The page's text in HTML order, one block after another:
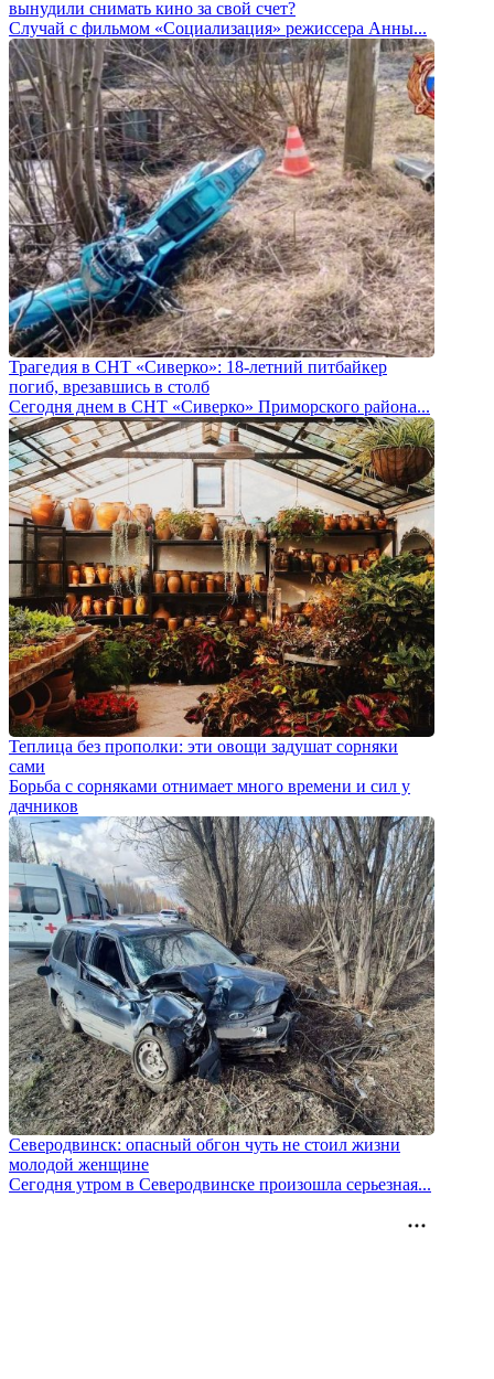
вынудили снимать кино за свой счет?
Случай с фильмом «Социализация» режиссера Анны...
Трагедия в СНТ «Сиверко»: 18-летний питбайкер
погиб, врезавшись в столб
Сегодня днем в СНТ «Сиверко» Приморского района...
Теплица без прополки: эти овощи задушат сорняки
сами
Борьба с сорняками отнимает много времени и сил у
дачников
Северодвинск: опасный обгон чуть не стоил жизни
молодой женщине
Сегодня утром в Северодвинске произошла серьезная...